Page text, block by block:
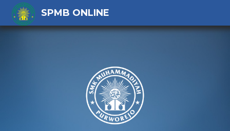
SPMB ONLINE